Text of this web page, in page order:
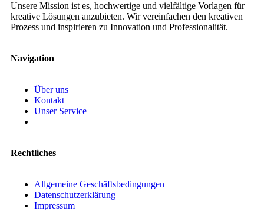
Unsere Mission ist es, hochwertige und vielfältige Vorlagen für
kreative Lösungen anzubieten. Wir vereinfachen den kreativen
Prozess und inspirieren zu Innovation und Professionalität.
Navigation
Über uns
Kontakt
Unser Service
Rechtliches
Allgemeine Geschäftsbedingungen
Datenschutzerklärung
Impressum